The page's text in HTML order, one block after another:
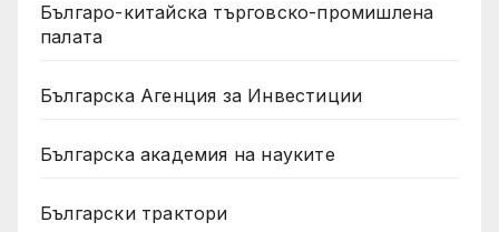
Българо-китайска търговско-промишлена
палата
Българска Агенция за Инвестиции
Българска академия на науките
Български трактори